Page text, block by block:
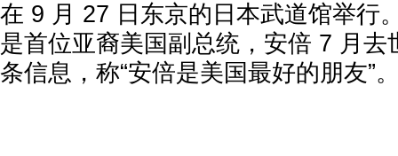
在 9 月 27 日东京的日本武道馆举行
是首位亚裔美国副总统，安倍 7 月去
条信息，称“安倍是美国最好的朋友”